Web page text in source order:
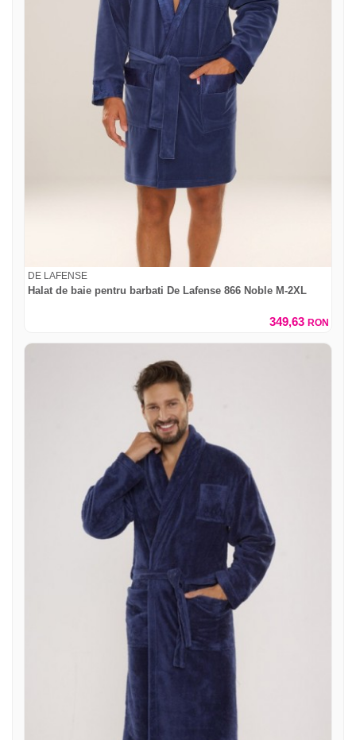
DE LAFENSE
Halat de baie pentru barbati De Lafense 866 Noble M-2XL
349,63 RON